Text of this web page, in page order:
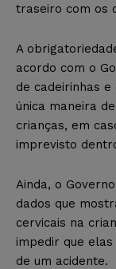
traseiro com os
A
acordo com o
de cadeirinhas
única maneira
crianças, em
imprevisto
Ainda, o
dados que
cervicais na
impedir que
de um acidente.